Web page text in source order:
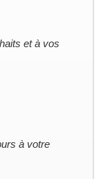
et à vos
à votre